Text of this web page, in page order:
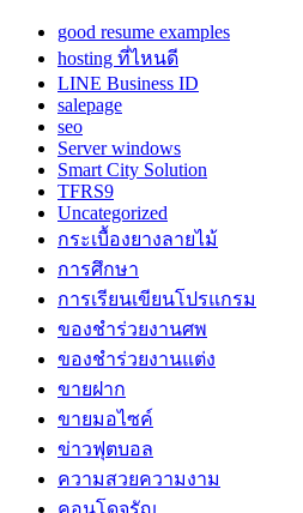
good resume examples
hosting ที่ไหนดี
LINE Business ID
salepage
seo
Server windows
Smart City Solution
TFRS9
Uncategorized
กระเบื้องยางลายไม้
การศึกษา
การเรียนเขียนโปรแกรม
ของชำร่วยงานศพ
ของชำร่วยงานแต่ง
ขายฝาก
ขายมอไซค์
ข่าวฟุตบอล
ความสวยความงาม
คอนโดจรัญ